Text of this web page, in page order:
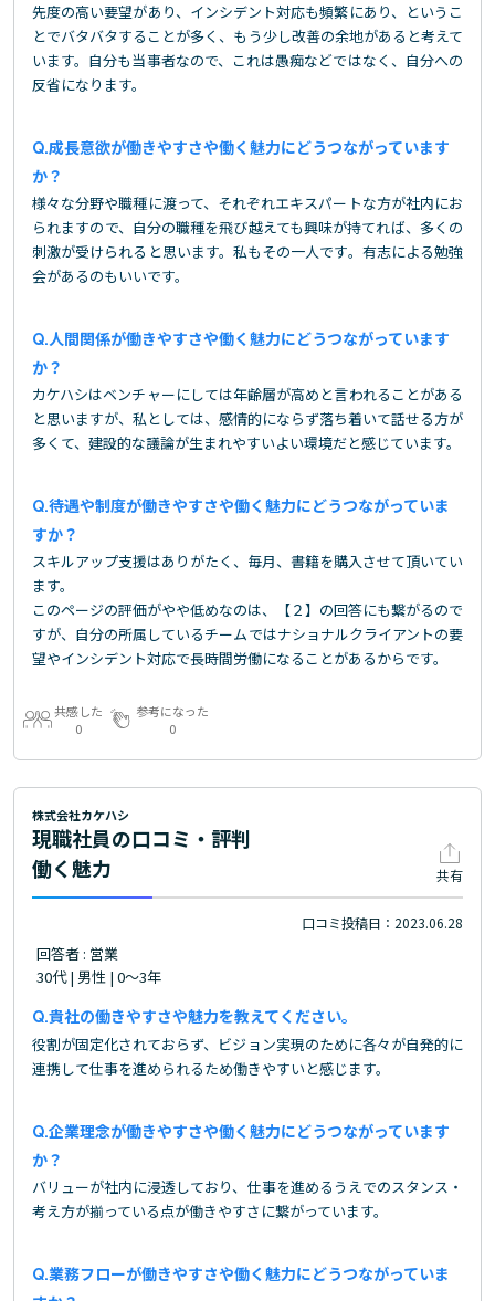
先度の高い要望があり、インシデント対応も頻繁にあり、というこ
とでバタバタすることが多く、もう少し改善の余地があると考えて
います。自分も当事者なので、これは愚痴などではなく、自分への
反省になります。
成長意欲が働きやすさや働く魅力にどうつながっています
か？
様々な分野や職種に渡って、それぞれエキスパートな方が社内にお
られますので、自分の職種を飛び越えても興味が持てれば、多くの
刺激が受けられると思います。私もその一人です。有志による勉強
会があるのもいいです。
人間関係が働きやすさや働く魅力にどうつながっています
か？
カケハシはベンチャーにしては年齢層が高めと言われることがある
と思いますが、私としては、感情的にならず落ち着いて話せる方が
多くて、建設的な議論が生まれやすいよい環境だと感じています。
待遇や制度が働きやすさや働く魅力にどうつながっていま
すか？
スキルアップ支援はありがたく、毎月、書籍を購入させて頂いてい
ます。
このページの評価がやや低めなのは、【２】の回答にも繋がるので
すが、自分の所属しているチームではナショナルクライアントの要
望やインシデント対応で長時間労働になることがあるからです。
共感した
0
参考になった
0
株式会社カケハシ
現職社員の口コミ・評判
働く魅力
共有
口コミ投稿日：2023.06.28
回答者 : 営業
30代 | 男性 | 0～3年
貴社の働きやすさや魅力を教えてください。
役割が固定化されておらず、ビジョン実現のために各々が自発的に
連携して仕事を進められるため働きやすいと感じます。
企業理念が働きやすさや働く魅力にどうつながっています
か？
バリューが社内に浸透しており、仕事を進めるうえでのスタンス・
考え方が揃っている点が働きやすさに繋がっています。
業務フローが働きやすさや働く魅力にどうつながっていま